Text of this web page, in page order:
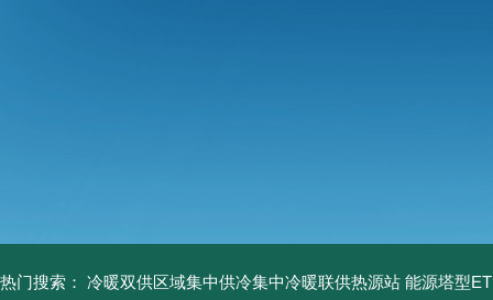
热门搜索： 冷暖双供区域集中供冷集中冷暖联供热源站 能源塔型